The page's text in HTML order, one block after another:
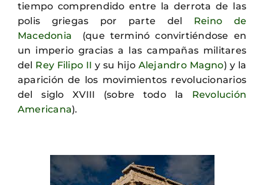
tiempo comprendido entre la derrota de las
polis griegas por parte del Reino de
Macedonia
(que terminó convirtiéndose en
un imperio gracias a las campañas militares
del Rey Filipo II y su hijo Alejandro Magno) y la
aparición de los movimientos revolucionarios
del siglo XVIII (sobre todo la Revolución
Americana).